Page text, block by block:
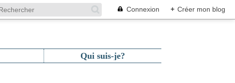
Connexion + Créer mon blog
Qui suis-je?